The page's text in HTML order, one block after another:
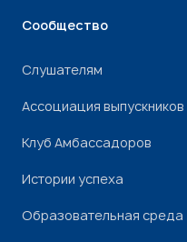
Сообщество
Слушателям
Ассоциация выпускников
Клуб Амбассадоров
Истории успеха
Образовательная среда